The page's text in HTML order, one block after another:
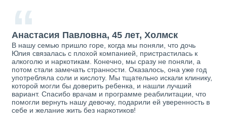
“
Анастасия Павловна, 45 лет, Холмск
В нашу семью пришло горе, когда мы поняли, что дочь
Юлия связалась с плохой компанией, пристрастилась к
алкоголю и наркотикам. Конечно, мы сразу не поняли, а
потом стали замечать странности. Оказалось, она уже год
употребляла соли и кислоту. Мы тщательно искали клинику,
которой могли бы доверить ребенка, и нашли лучший
вариант. Спасибо врачам и программе реабилитации, что
помогли вернуть нашу девочку, подарили ей уверенность в
себе и желание жить без наркотиков!